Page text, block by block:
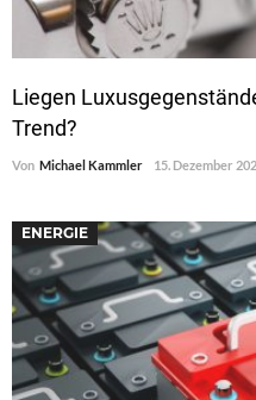
Liegen
Trend?
Von Michael Kammler 15. Dezember
ENERGIE